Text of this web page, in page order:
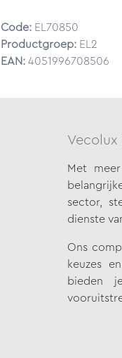
Code: EL70850
Productgroep: EL2
EAN: 4051996708506
Vecolux
Met
sector,
dienste
Ons
keuzes
bieden